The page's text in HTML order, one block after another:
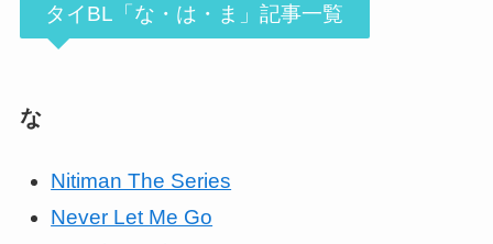
タイBL「な・は・ま」記事一覧
な
Nitiman The Series
Never Let Me Go